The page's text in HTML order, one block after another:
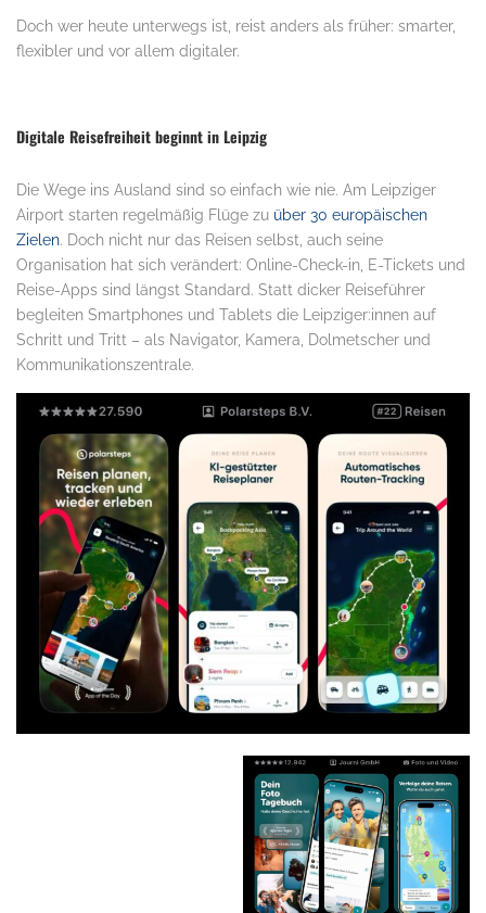
Doch wer heute unterwegs ist, reist anders als früher: smarter,
flexibler und vor allem digitaler.
Digitale Reisefreiheit beginnt in Leipzig
Die Wege ins Ausland sind so einfach wie nie. Am Leipziger
Airport starten regelmäßig Flüge zu über 30 europäischen
Zielen. Doch nicht nur das Reisen selbst, auch seine
Organisation hat sich verändert: Online-Check-in, E-Tickets und
Reise-Apps sind längst Standard. Statt dicker Reiseführer
begleiten Smartphones und Tablets die Leipziger:innen auf
Schritt und Tritt – als Navigator, Kamera, Dolmetscher und
Kommunikationszentrale.